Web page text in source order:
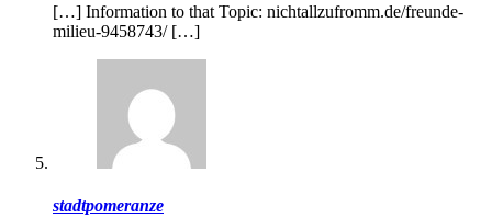
[…] Information to that Topic: nichtallzufromm.de/freunde-
milieu-9458743/ […]
stadtpomeranze